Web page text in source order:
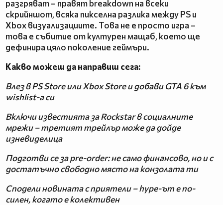
разгряват – правят breakdown на всеки
скрийншот, всяка пикселна разлика между PS и
Xbox визуализациите. Това не е просто игра –
това е събитие от културен мащаб, което ще
дефинира цяло поколение геймъри.
Какво можеш да направиш сега:
Влез в PS Store или Xbox Store и добави GTA 6 към
wishlist-а си
Включи известията за Rockstar в социалните
мрежи – третият трейлър може да дойде
изневиделица
Подготви се за pre-order: не само финансово, но и с
достатъчно свободно място на конзолата ти
Сподели новината с приятели – hype-ът е по-
силен, когато е колективен